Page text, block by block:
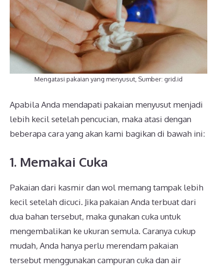
Mengatasi pakaian yang menyusut, Sumber: grid.id
Apabila Anda mendapati pakaian menyusut menjadi
lebih kecil setelah pencucian, maka atasi dengan
beberapa cara yang akan kami bagikan di bawah ini:
1. Memakai Cuka
Pakaian dari kasmir dan wol memang tampak lebih
kecil setelah dicuci. Jika pakaian Anda terbuat dari
dua bahan tersebut, maka gunakan cuka untuk
mengembalikan ke ukuran semula. Caranya cukup
mudah, Anda hanya perlu merendam pakaian
tersebut menggunakan campuran cuka dan air